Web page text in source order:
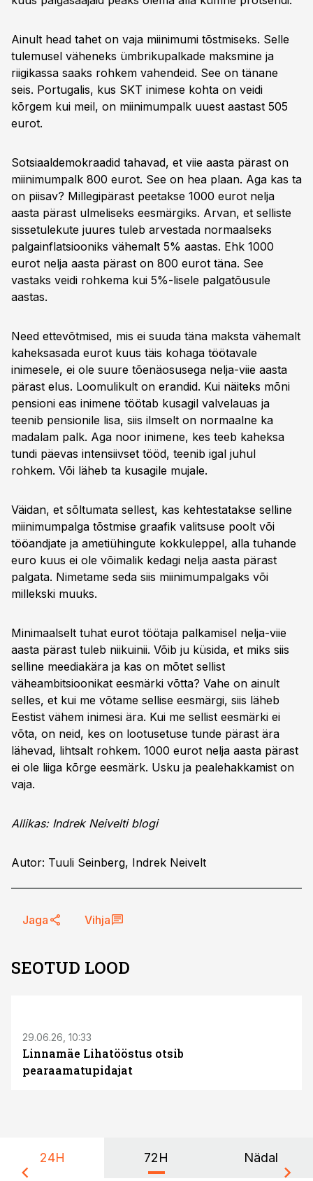
Ainult head tahet on vaja miinimumi tõstmiseks. Selle
tulemusel väheneks ümbrikupalkade maksmine ja
riigikassa saaks rohkem vahendeid. See on tänane
seis. Portugalis, kus SKT inimese kohta on veidi
kõrgem kui meil, on miinimumpalk uuest aastast 505
eurot.
Sotsiaaldemokraadid tahavad, et viie aasta pärast on
miinimumpalk 800 eurot. See on hea plaan. Aga kas ta
on piisav? Millegipärast peetakse 1000 eurot nelja
aasta pärast ulmeliseks eesmärgiks. Arvan, et selliste
sissetulekute juures tuleb arvestada normaalseks
palgainflatsiooniks vähemalt 5% aastas. Ehk 1000
eurot nelja aasta pärast on 800 eurot täna. See
vastaks veidi rohkema kui 5%-lisele palgatõusule
aastas.
Need ettevõtmised, mis ei suuda täna maksta vähemalt
kaheksasada eurot kuus täis kohaga töötavale
inimesele, ei ole suure tõenäosusega nelja-viie aasta
pärast elus. Loomulikult on erandid. Kui näiteks mõni
pensioni eas inimene töötab kusagil valvelauas ja
teenib pensionile lisa, siis ilmselt on normaalne ka
madalam palk. Aga noor inimene, kes teeb kaheksa
tundi päevas intensiivset tööd, teenib igal juhul
rohkem. Või läheb ta kusagile mujale.
Väidan, et sõltumata sellest, kas kehtestatakse selline
miinimumpalga tõstmise graafik valitsuse poolt või
tööandjate ja ametiühingute kokkuleppel, alla tuhande
euro kuus ei ole võimalik kedagi nelja aasta pärast
palgata. Nimetame seda siis miinimumpalgaks või
millekski muuks.
Minimaalselt tuhat eurot töötaja palkamisel nelja-viie
aasta pärast tuleb niikuinii. Võib ju küsida, et miks siis
selline meediakära ja kas on mõtet sellist
väheambitsioonikat eesmärki võtta? Vahe on ainult
selles, et kui me võtame sellise eesmärgi, siis läheb
Eestist vähem inimesi ära. Kui me sellist eesmärki ei
võta, on neid, kes on lootusetuse tunde pärast ära
lähevad, lihtsalt rohkem. 1000 eurot nelja aasta pärast
ei ole liiga kõrge eesmärk. Usku ja pealehakkamist on
vaja.
Allikas: Indrek Neivelti blogi
Autor: Tuuli Seinberg, Indrek Neivelt
Jaga Vihja
SEOTUD LOOD
29.06.26, 10:33
Linnamäe Lihatööstus otsib
pearaamatupidajat
24H 72H Nädal